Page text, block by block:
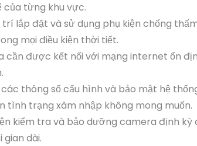
của từng khu vực.
trí lắp đặt và sử dụng phụ kiện chống
mọi điều kiện thời tiết.
cần được kết nối với mạng internet ổn
thông số cấu hình và bảo mật hệ
tình trạng xâm nhập không mong muốn.
kiểm tra và bảo dưỡng camera định kỳ
dài.